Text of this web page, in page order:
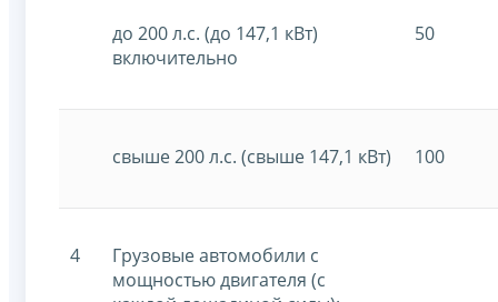
до 200 л.с. (до 147,1 кВт)
включительно
50
свыше 200 л.с. (свыше 147,1 кВт) 100
4
Грузовые автомобили с
мощностью двигателя (с